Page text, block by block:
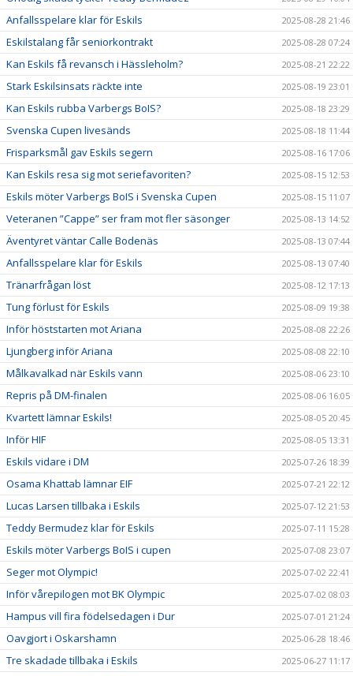
Anfallsspelare klar för Eskils 2025-08-28 21:46
Eskilstalang får seniorkontrakt 2025-08-28 07:24
Kan Eskils få revansch i Hässleholm? 2025-08-21 22:22
Stark Eskilsinsats räckte inte 2025-08-19 23:01
Kan Eskils rubba Varbergs BoIS? 2025-08-18 23:29
Svenska Cupen livesänds 2025-08-18 11:44
Frisparksmål gav Eskils segern 2025-08-16 17:06
Kan Eskils resa sig mot seriefavoriten? 2025-08-15 12:53
Eskils möter Varbergs BoIS i Svenska Cupen 2025-08-15 11:07
Veteranen ”Cappe” ser fram mot fler säsonger 2025-08-13 14:52
Äventyret väntar Calle Bodenäs 2025-08-13 07:44
Anfallsspelare klar för Eskils 2025-08-13 07:40
Tränarfrågan löst 2025-08-12 17:13
Tung förlust för Eskils 2025-08-09 19:38
Inför höststarten mot Ariana 2025-08-08 22:26
Ljungberg inför Ariana 2025-08-08 22:10
Målkavalkad när Eskils vann 2025-08-06 23:10
Repris på DM-finalen 2025-08-06 16:05
Kvartett lämnar Eskils! 2025-08-05 20:45
Inför HIF 2025-08-05 13:31
Eskils vidare i DM 2025-07-26 18:39
Osama Khattab lämnar EIF 2025-07-21 22:12
Lucas Larsen tillbaka i Eskils 2025-07-12 21:53
Teddy Bermudez klar för Eskils 2025-07-11 15:28
Eskils möter Varbergs BoIS i cupen 2025-07-08 23:07
Seger mot Olympic! 2025-07-02 22:41
Inför vårepilogen mot BK Olympic 2025-07-02 08:03
Hampus vill fira födelsedagen i Dur 2025-07-01 21:24
Oavgjort i Oskarshamn 2025-06-28 18:46
Tre skadade tillbaka i Eskils 2025-06-27 11:17